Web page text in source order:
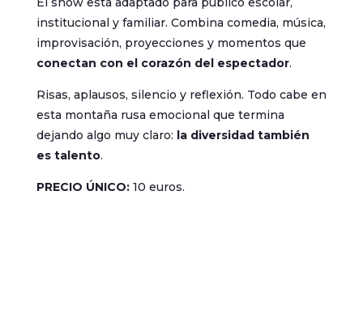
institucional y familiar. Combina comedia, música,
improvisación, proyecciones y momentos que
conectan con el corazón del espectador.
Risas, aplausos, silencio y reflexión. Todo cabe en
esta montaña rusa emocional que termina
dejando algo muy claro: la diversidad también
es talento.
PRECIO ÚNICO:10 euros.